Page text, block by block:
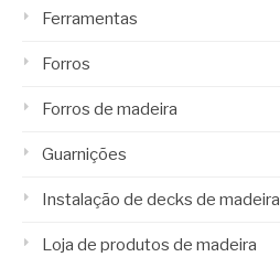
Ferramentas
Forros
Forros de madeira
Guarnições
Instalação de decks de madeira
Loja de produtos de madeira